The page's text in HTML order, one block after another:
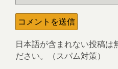
日本語が含まれない投稿は
ださい。（スパム対策）